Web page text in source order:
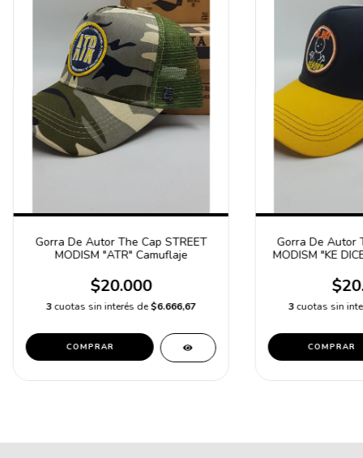
Gorra De Autor The Cap STREET
MODISM "ATR" Camuflaje
$20.000
3cuotas sin interés de$6.666,67
COMPRAR
Gorra De Autor
MODISM "KE
3 cuotas sin
COMPRAR